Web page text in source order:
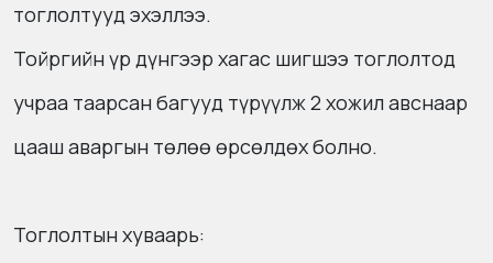
тоглолтууд эхэллээ.
Тойргийн үр дүнгээр хагас шигшээ тоглолтод
учраа таарсан багууд түрүүлж 2 хожил авснаар
цааш аваргын төлөө өрсөлдөх болно.
Тоглолтын хуваарь: